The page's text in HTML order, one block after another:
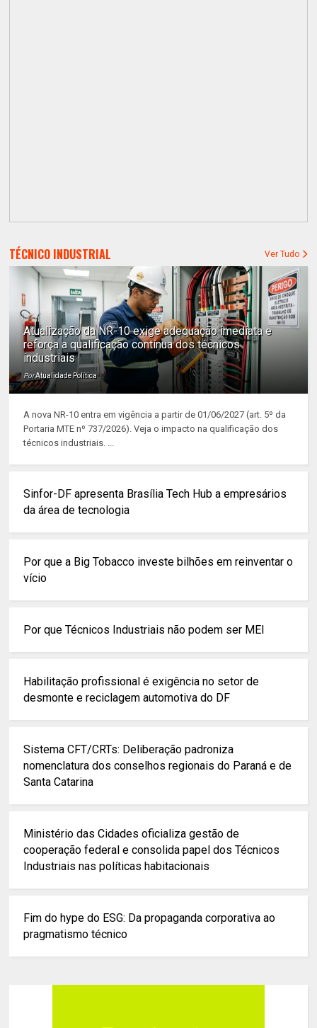
TÉCNICO INDUSTRIAL Ver Tudo
Atualização da NR-10 exige adequação imediata e
reforça a qualificação contínua dos técnicos
industriais
PorAtualidade Política
A nova NR-10 entra em vigência a partir de 01/06/2027 (art. 5º da
Portaria MTE nº 737/2026). Veja o impacto na qualificação dos
técnicos industriais. ...
Sinfor-DF apresenta Brasília Tech Hub a empresários
da área de tecnologia
Por que a Big Tobacco investe bilhões em reinventar o
vício
Por que Técnicos Industriais não podem ser MEI
Habilitação profissional é exigência no setor de
desmonte e reciclagem automotiva do DF
Sistema CFT/CRTs: Deliberação padroniza
nomenclatura dos conselhos regionais do Paraná e de
Santa Catarina
Ministério das Cidades oficializa gestão de
cooperação federal e consolida papel dos Técnicos
Industriais nas políticas habitacionais
Fim do hype do ESG: Da propaganda corporativa ao
pragmatismo técnico